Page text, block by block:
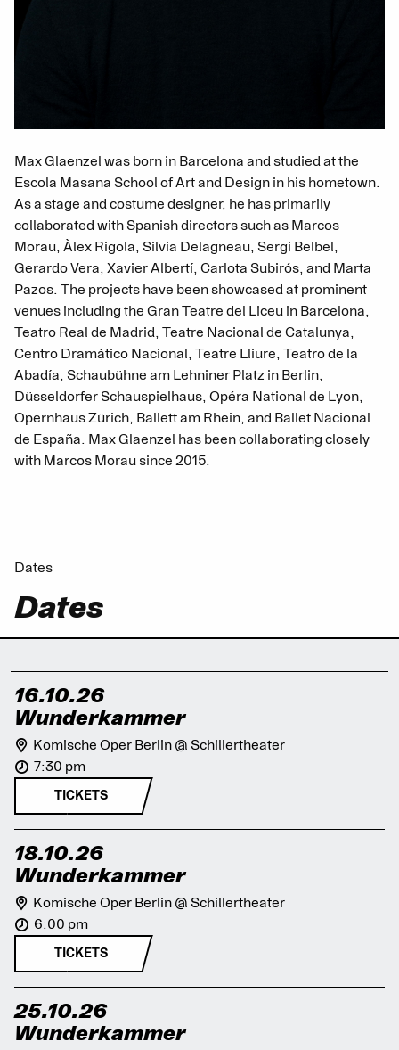
Max Glaenzel was born in Barcelona and studied at the
Escola Masana School of Art and Design in his hometown.
As a stage and costume designer, he has primarily
collaborated with Spanish directors such as Marcos
Morau, Àlex Rigola, Silvia Delagneau, Sergi Belbel,
Gerardo Vera, Xavier Albertí, Carlota Subirós, and Marta
Pazos. The projects have been showcased at prominent
venues including the Gran Teatre del Liceu in Barcelona,
Teatro Real de Madrid, Teatre Nacional de Catalunya,
Centro Dramático Nacional, Teatre Lliure, Teatro de la
Abadía, Schaubühne am Lehniner Platz in Berlin,
Düsseldorfer Schauspielhaus, Opéra National de Lyon,
Opernhaus Zürich, Ballett am Rhein, and Ballet Nacional
de España. Max Glaenzel has been collaborating closely
with Marcos Morau since 2015.
Dates
Dates
16.10.26
Wunderkammer
Komische Oper Berlin @ Schillertheater
7:30 pm
TICKETS
18.10.26
Wunderkammer
Komische Oper Berlin @ Schillertheater
6:00 pm
TICKETS
25.10.26
Wunderkammer